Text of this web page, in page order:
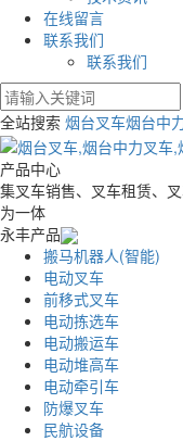
在线留言
联系我们
联系我们
全站搜索 烟台叉车烟台中
产品中心
集叉车销售、叉车租赁、
为一体
永丰产品
搬马机器人(智能)
电动叉车
前移式叉车
电动拣选车
电动搬运车
电动堆高车
电动牵引车
防爆叉车
民航设备